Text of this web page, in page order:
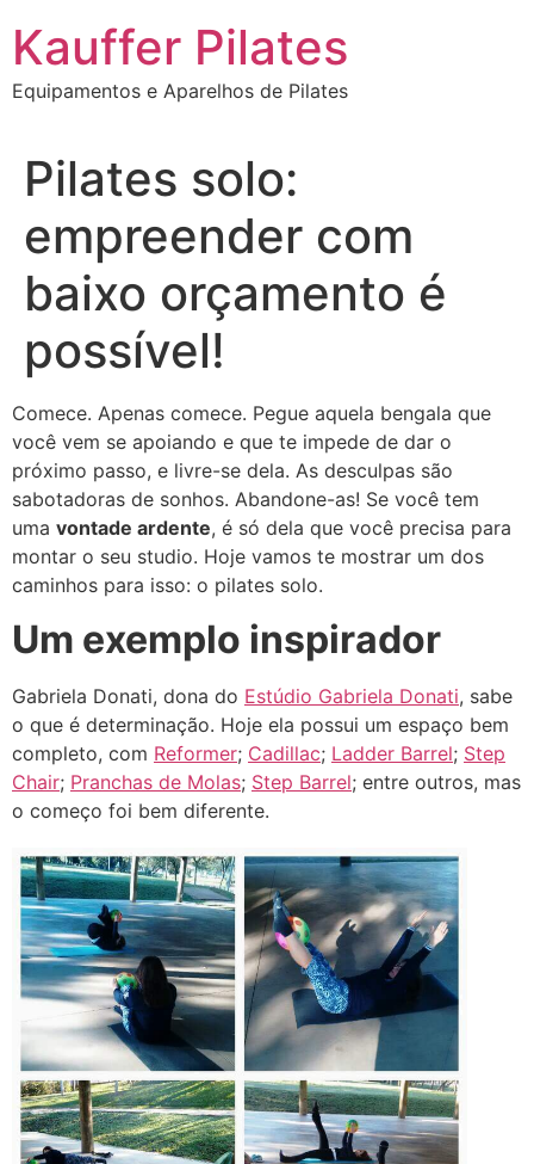
para
conteúdo
Kauffer Pilates
Equipamentos e Aparelhos de Pilates
Pilates solo:
empreender com
baixo orçamento é
possível!
Comece. Apenas comece. Pegue aquela bengala que
você vem se apoiando e que te impede de dar o
próximo passo, e livre-se dela. As desculpas são
sabotadoras de sonhos. Abandone-as! Se você tem
uma vontade ardente, é só dela que você precisa para
montar o seu studio. Hoje vamos te mostrar um dos
caminhos para isso: o pilates solo.
Um exemplo inspirador
Gabriela Donati, dona do Estúdio Gabriela Donati, sabe
o que é determinação. Hoje ela possui um espaço bem
completo, com Reformer; Cadillac; Ladder Barrel; Step
Chair; Pranchas de Molas; Step Barrel; entre outros, mas
o começo foi bem diferente.